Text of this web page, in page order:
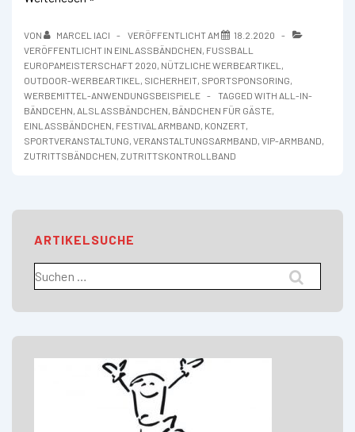
VON MARCEL IACI VERÖFFENTLICHT AM
18.2.2020
VERÖFFENTLICHT IN EINLASSBÄNDCHEN, FUSSBALL E
UROPAMEISTERSCHAFT 2020
, NÜTZLICHE WERBEARTIKEL ,
OUTDOOR-WERBEARTIKEL , SICHERHEIT, SPORTSPONSORING,
WERBEMITTEL-ANWENDUNGSBEISPIELE
TAGGED WITH ALL-IN-
BÄNDCEHN, ALSLASSBÄNDCHEN, BÄNDCHEN FÜR GÄSTE,
EINLASSBÄNDCHEN, FESTIVALARMBAND, KONZERT,
SPORTVERANSTALTUNG, VERANSTALTUNGSARMBAND, VIP-ARMBAND,
ZUTRITTSBÄNDCHEN, ZUTRITTSKONTROLLBAND
ARTIKELSUCHE
nach: